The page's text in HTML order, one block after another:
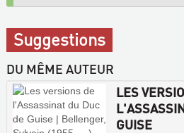
Suggestions
DU MÊME AUTEUR
LES
GUISE